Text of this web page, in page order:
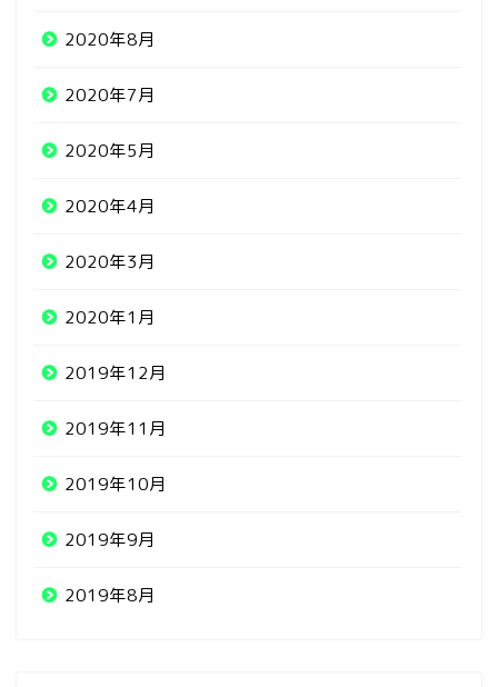
2020年8月
2020年7月
2020年5月
2020年4月
2020年3月
2020年1月
2019年12月
2019年11月
2019年10月
2019年9月
2019年8月